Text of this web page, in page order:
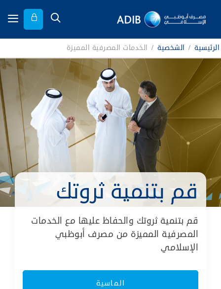
الرئيسية / الشخصية / الخدمات المصرفية المميزة
قم بتنمية ثروتك
قم بتنمية ثروتك والحفاظ عليها مع الخدمات
المصرفية المميزة من مصرف أبوظبي
الإسلامي
الماسية